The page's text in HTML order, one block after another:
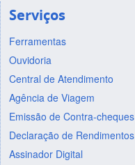
Serviços
Ferramentas
Ouvidoria
Central de Atendimento
Agência de Viagem
Emissão de Contra-cheques
Declaração de Rendimentos
Assinador Digital